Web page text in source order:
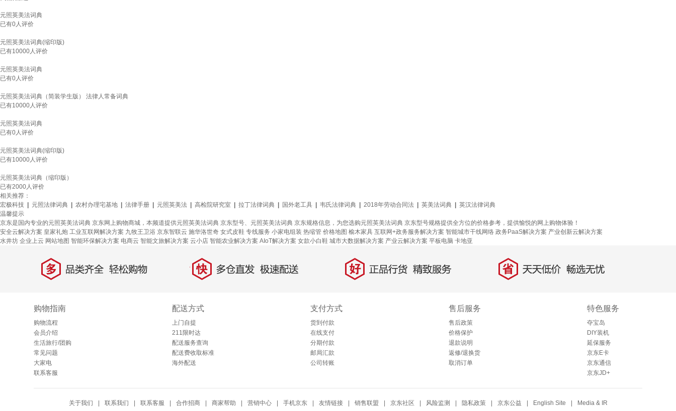
元照英美法词典
已有0人评价
元照英美法词典(缩印版)
已有10000人评价
元照英美法词典
已有0人评价
元照英美法词典（简装学生版） 法律人常备词典
已有10000人评价
元照英美法词典
已有0人评价
元照英美法词典(缩印版)
已有10000人评价
元照英美法词典（缩印版）
已有2000人评价
相关推荐：
宏极科技
元照法律词典 农村办理宅基地 法律手册 元照英美法 高检院研究室 拉丁法律词典 国外老工具 韦氏法律词典 2018年劳动合同法 英美法词典
英汉法律词典
温馨提示
京东是国内专业的元照英美法词典 京东网上购物商城，本频道提供元照英美法词典 京东型号、元照英美法词典 京东规格信息，为您选购元照英美法词典 京东型号规格提供全方位的价格参考，提供愉悦的网上购物体验！
安全云解决方案 皇家礼炮 工业互联网解决方案 九牧王卫浴 京东智联云 施华洛世奇 女式皮鞋 专线服务 小家电组装 热缩管 价格地图 榆木家具 互联网+政务服务解决方案 智能城市干线网络 政务PaaS解决方案 产业创新云解决方案
水井坊 企业上云 网站地图 智能环保解决方案 电商云 智能文旅解决方案 云小店 智能农业解决方案 AIoT解决方案 女款小白鞋 城市大数据解决方案 产业云解决方案 平板电脑 卡地亚
多 品类齐全，轻松购物 快 多仓直发，极速配送 好 正品行货，精致服务 省 天天低价，畅选无忧
购物指南
购物流程
会员介绍
生活旅行/团购
常见问题
大家电
联系客服
配送方式
上门自提
211限时达
配送服务查询
配送费收取标准
海外配送
支付方式
货到付款
在线支付
分期付款
邮局汇款
公司转账
售后服务
售后政策
价格保护
退款说明
返修/退换货
取消订单
特色服务
夺宝岛
DIY装机
延保服务
京东E卡
京东通信
京东JD+
关于我们 联系我们 联系客服 合作招商 商家帮助 营销中心 手机京东 友情链接 销售联盟 京东社区 风险监测 隐私政策 京东公益 English Site Media & IR